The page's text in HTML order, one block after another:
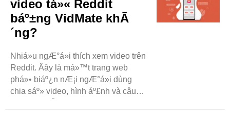
Facebook. á»¨ng dá»¥ng này miá»…
n phí và ..
video tá»« Reddit
báº±ng VidMate khÃ
´ng?
Nhiá»u ngÆ°á»i thích xem video trên
Reddit. Äây là má»™t trang web
phá»• biáº¿n nÆ¡i ngÆ°á»i dùng
chia sáº» video, hình áº£nh và câu